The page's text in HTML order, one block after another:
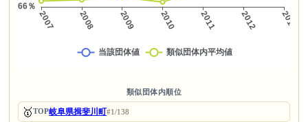
類似団体内順位
🥇TOP岐阜県揖斐川町#1/138